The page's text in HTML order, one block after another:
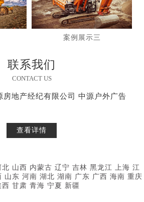
案例展示三
联系我们
CONTACT US
房地产经纪有限公司 中源户外广告
查看详情
北 山西 内蒙古 辽宁 吉林 黑龙江 上海 江
山东 河南 湖北 湖南 广东 广西 海南 重庆
西 甘肃 青海 宁夏 新疆